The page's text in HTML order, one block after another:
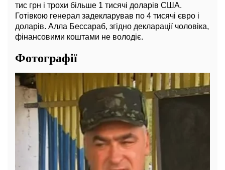
тис грн і трохи більше 1 тисячі доларів США.
Готівкою генерал задекларував по 4 тисячі євро і
доларів. Алла Бессараб, згідно декларації чоловіка,
фінансовими коштами не володіє.
Фотографії